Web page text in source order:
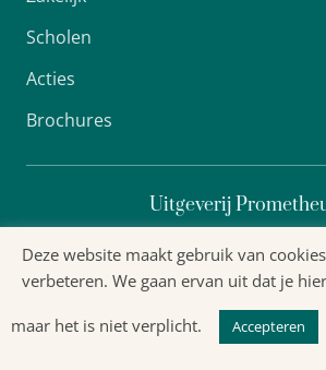
Scholen
Acties
Brochures
Uitgeverij
Privacyverklaring
Algemene
Deze website maakt gebruik van
verbeteren. We gaan ervan uit dat je
maar het is niet verplicht. Accepteren